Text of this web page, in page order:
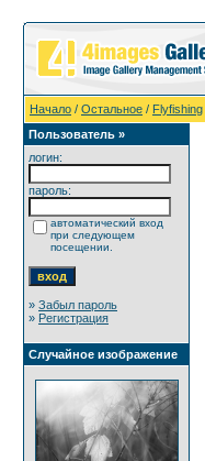
Начало / Остальное / Flyfishing
Пользователь »
логин:
пароль:
автоматический вход
при следующем
посещении.
» Забыл пароль
» Регистрация
Случайное изображение